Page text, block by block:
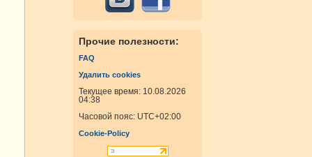
Прочие полезности:
FAQ
Удалить cookies
Текущее время: 10.08.2026
04:38
Часовой пояс: UTC+02:00
Cookie-Policy